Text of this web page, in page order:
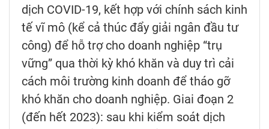
dịch COVID-19, kết hợp với chính sách kinh
tế vĩ mô (kể cả thúc đẩy giải ngân đầu tư
công) để hỗ trợ cho doanh nghiệp “trụ
vững” qua thời kỳ khó khăn và duy trì cải
cách môi trường kinh doanh để tháo gỡ
khó khăn cho doanh nghiệp. Giai đoạn 2
(đến hết 2023): sau khi kiểm soát dịch